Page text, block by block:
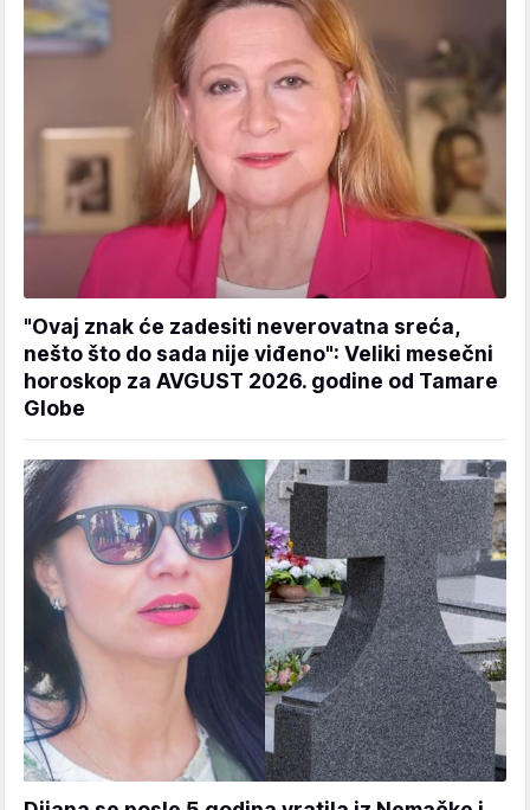
"Ovaj znak će zadesiti neverovatna sreća,
nešto što do sada nije viđeno": Veliki mesečni
horoskop za AVGUST 2026. godine od Tamare
Globe